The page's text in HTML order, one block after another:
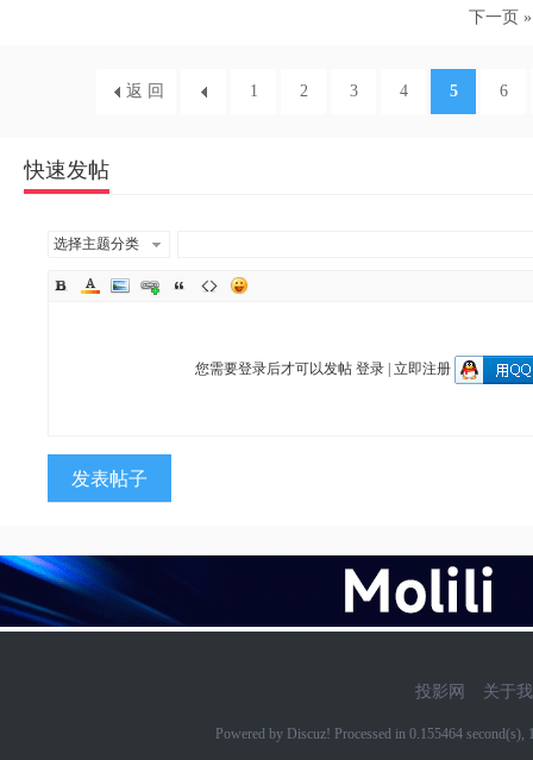
下一页 »
1 2 3 4 5 6
返 回
快速发帖
选择主题分类
您需要登录后才可以发帖 登录 立即注册
发表帖子
投影网 关于
Powered by Discuz! Processed in 0.155464